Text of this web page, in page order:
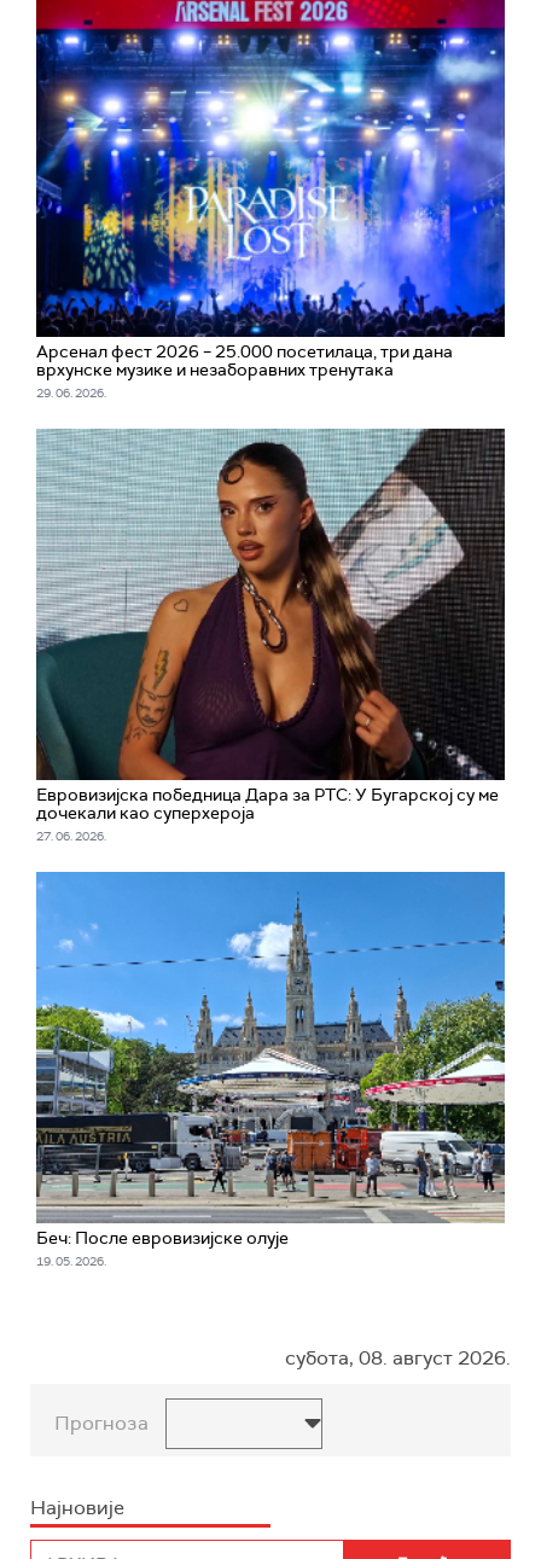
Арсенал фест 2026 – 25.000 посетилаца, три дана
врхунске музике и незаборавних тренутака
29. 06. 2026.
Евровизијска победница Дара за РТС: У Бугарској су ме
дочекали као суперхероја
27. 06. 2026.
Беч: После евровизијске олује
19. 05. 2026.
субота, 08. август 2026.
Прогноза
Најновије